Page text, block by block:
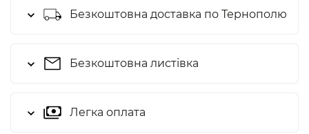
Безкоштовна доставка по Тернополю
Безкоштовна листівка
Легка оплата